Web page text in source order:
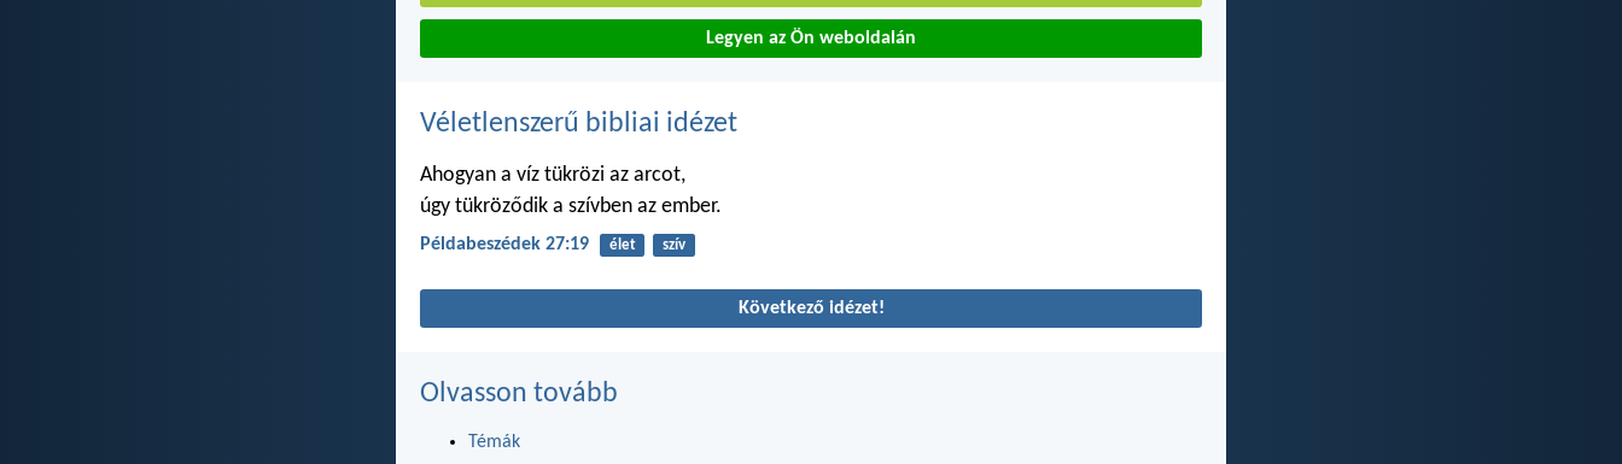
Legyen az Ön weboldalán
Véletlenszerű bibliai idézet
Ahogyan a víz tükrözi az arcot,
úgy tükröződik a szívben az ember.
Példabeszédek 27:19 élet szív
Következő idézet!
Olvasson tovább
Témák